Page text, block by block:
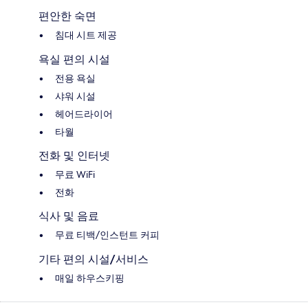
편안한 숙면
침대 시트 제공
욕실 편의 시설
전용 욕실
샤워 시설
헤어드라이어
타월
전화 및 인터넷
무료 WiFi
전화
식사 및 음료
무료 티백/인스턴트 커피
기타 편의 시설/서비스
매일 하우스키핑